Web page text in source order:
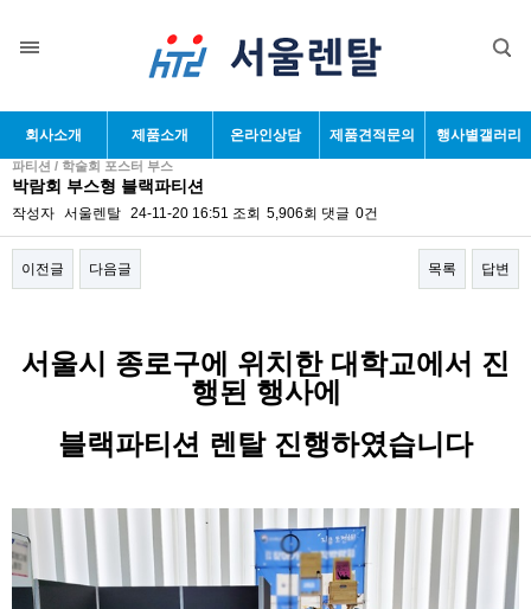
회사소개 제품소개 온라인상담 제품견적문의 행사별갤러리
파티션 / 학술회 포스터 부스
박람회 부스형 블랙파티션
작성자 서울렌탈 24-11-20 16:51 조회 5,906회 댓글 0건
이전글 다음글 목록 답변
서울시 종로구에 위치한 대학교에서 진
행된 행사에
블랙파티션 렌탈 진행하였습니다